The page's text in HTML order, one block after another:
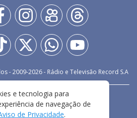
- 2009-2026- Rádio e Televisão Record S.A
CONOSCO
PRIVACIDADE
E CONDIÇÕES DE USO
e tecnologia para
de navegação de
de Privacidade.